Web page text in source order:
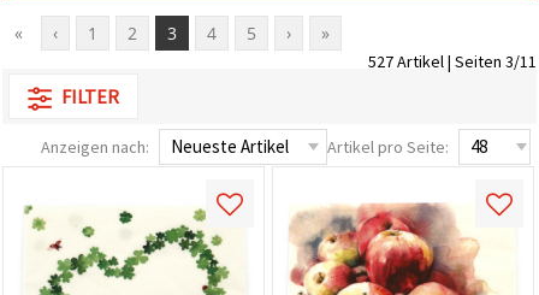
um das
der Website
Nutzungserlebnis
und, mit
Ihrer
Einwilligung,
« ‹ 1 2 3 4 5 › »
527 Artikel | Seiten 3/11
FILTER
Anzeigen nach: Artikel pro Seite: